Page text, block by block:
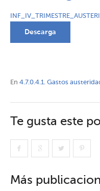
Descarga
En 4.7.0.4.1. Gastos
Te gusta este
Más